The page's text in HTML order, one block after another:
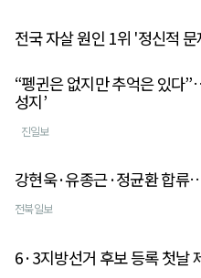
전국 자살 원인 1위 '정신적
“펭귄은 없지만 추억은 있다
성지’
진일보
강현욱·유종근·정균환 합류
전북일보
6·3지방선거 후보 등록 첫날